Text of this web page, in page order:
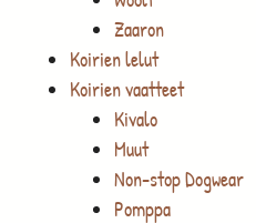
Zaaron
Koirien lelut
Koirien vaatteet
Kivalo
Muut
Non-stop Dogwear
Pomppa